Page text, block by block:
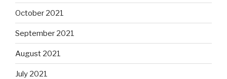
October 2021
September 2021
August 2021
July 2021